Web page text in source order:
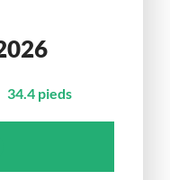
34.4 pieds